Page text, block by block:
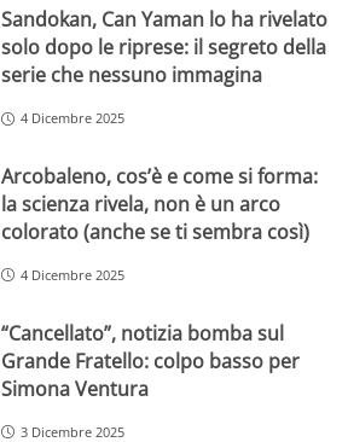
Sandokan, Can Yaman lo ha rivelato
solo dopo le riprese: il segreto della
serie che nessuno immagina
4 Dicembre 2025
Arcobaleno, cos’è e come si forma:
la scienza rivela, non è un arco
colorato (anche se ti sembra così)
4 Dicembre 2025
“Cancellato”, notizia bomba sul
Grande Fratello: colpo basso per
Simona Ventura
3 Dicembre 2025